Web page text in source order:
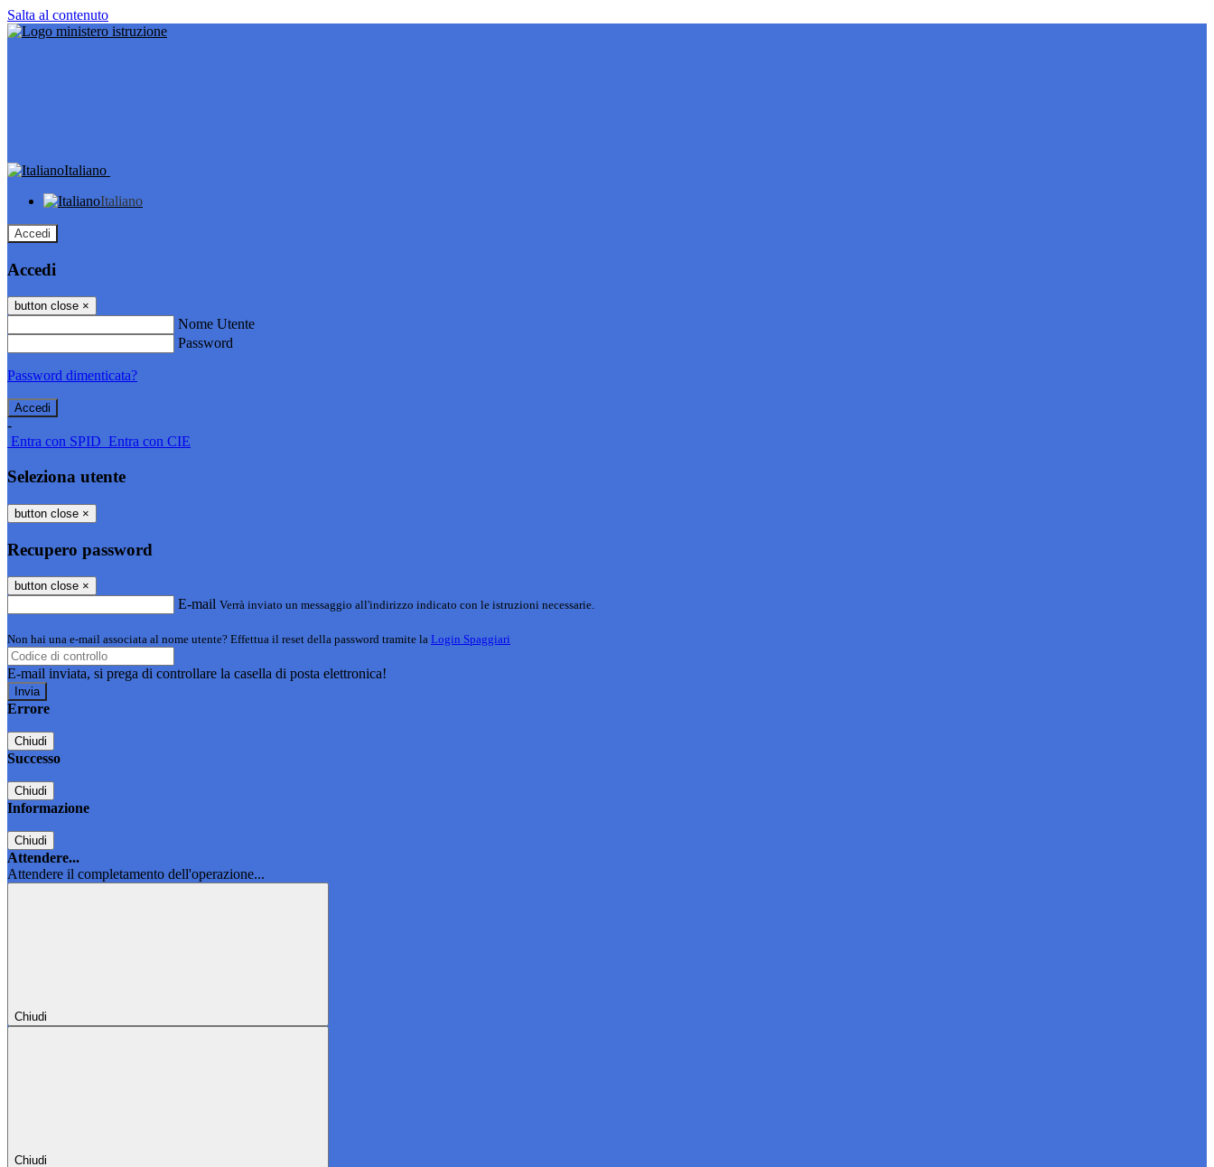
Salta al contenuto
Italiano
Italiano
Accedi
Accedi
button close ×
Nome Utente
Password
Password dimenticata?
-
Entra con SPID Entra con CIE
Seleziona utente
button close ×
Recupero password
button close ×
E-mail Verrà inviato un messaggio all'indirizzo indicato con le istruzioni necessarie.
Non hai una e-mail associata al nome utente? Effettua il reset della password tramite la Login Spaggiari
E-mail inviata, si prega di controllare la casella di posta elettronica!
Errore
Chiudi
Successo
Chiudi
Informazione
Chiudi
Attendere...
Attendere il completamento dell'operazione...
Chiudi
Chiudi